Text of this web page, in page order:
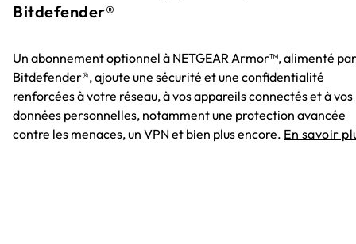
Bitdefender®
Un abonnement optionnel à NETGEAR Armor™, alimenté par
Bitdefender®, ajoute une sécurité et une confidentialité
renforcées à votre réseau, à vos appareils connectés et à vos
données personnelles, notamment une protection avancée
contre les menaces, un VPN et bien plus encore. En savoir